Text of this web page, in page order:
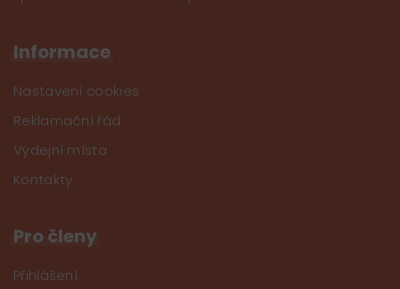
Informace
Nastavení cookies
Reklamační řád
Výdejní místa
Kontakty
Pro členy
Přihlášení